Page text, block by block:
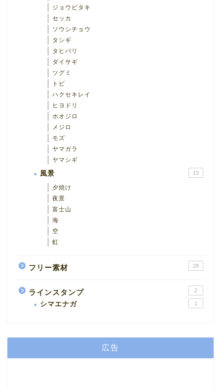
ジョウビタキ
セッカ
ソウシチョウ
タシギ
タヒバリ
ダイサギ
ツグミ
トビ
ハクセキレイ
ヒヨドリ
ホオジロ
メジロ
モズ
ヤマガラ
ヤマシギ
風景 13
夕焼け
夜景
富士山
海
空
虹
フリー素材 28
ラインスタンプ 2
シマエナガ 1
広告